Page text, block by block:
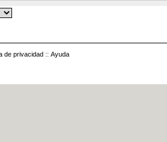
de privacidad :: Ayuda